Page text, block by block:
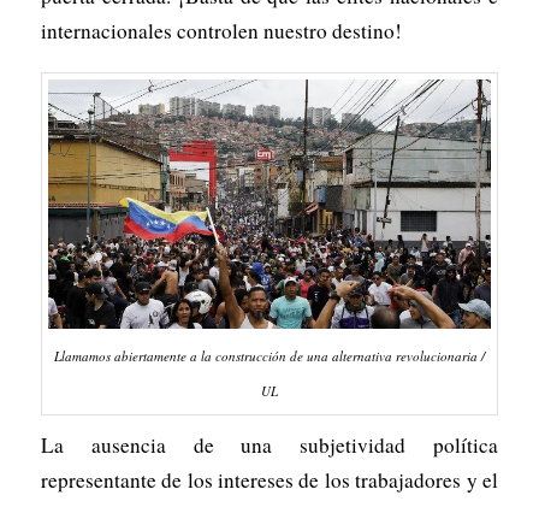
internacionales controlen nuestro destino!
Llamamos abiertamente a la construcción de una alternativa revolucionaria /
UL
La ausencia de una subjetividad política
representante de los intereses de los trabajadores y el